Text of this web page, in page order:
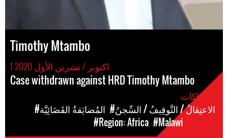
Timothy Mtambo
1 اكتوبر / تشرين الأول 2020
Case withdrawn against HRD Timothy Mtambo
#المُضايَقةُ القَضَائِيَّة
#الاعتِقالُ / التَّوقِيفُ / السِّجنُ
#Region: Africa #Malawi